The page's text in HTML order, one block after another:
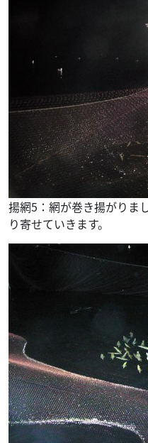
揚網5：網が巻き揚がりま
り寄せていきます。